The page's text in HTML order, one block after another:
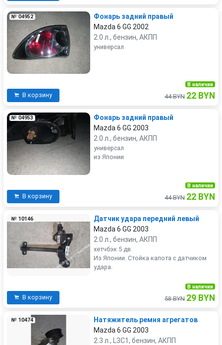
№ 04952
Фонарь задний правый
Mazda 6 GG 2002
2.0 л., бензин, АКПП
универсал
В корзину
В наличии
44 BYN 22 BYN
№ 04953
Фонарь задний правый
Mazda 6 GG 2003
2.0 л., бензин, АКПП
универсал
из Японии
В корзину
В наличии
44 BYN 22 BYN
№ 10146
Датчик удара передний левый
Mazda 6 GG 2003
2.0 л., бензин, АКПП
хетчбэк 5 дв.
Из Японии. Стойка капота с датчиком
удара.
В корзину
В наличии
58 BYN 29 BYN
№ 10474
Натяжитель ремня агрегатов
Mazda 6 GG 2003
2.3 л., L3C1, бензин, АКПП